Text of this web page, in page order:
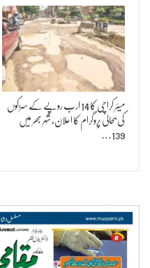
میئر کراچی کا 14 ارب روپے کے سڑکوں
کی بحالی پروگرام کا اعلان، شہر بھر میں
139…